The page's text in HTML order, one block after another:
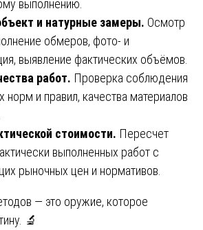
выполнению.
и натурные замеры. Осмотр
обмеров, фото- и
выявление фактических объёмов.
работ. Проверка соблюдения
норм и правил, качества материалов
стоимости. Пересчет
выполненных работ с
рыночных цен и нормативов.
— это оружие, которое
🔬